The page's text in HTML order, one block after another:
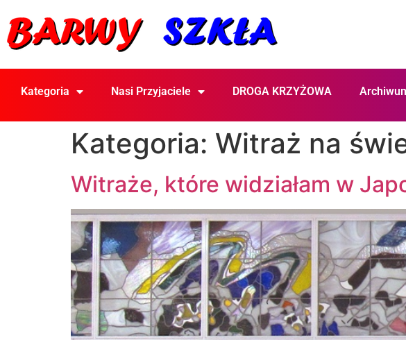
Kategoria Nasi Przyjaciele DROGA KRZYŻOWA
Kategoria: Witraż na
Witraże, które widziałam w